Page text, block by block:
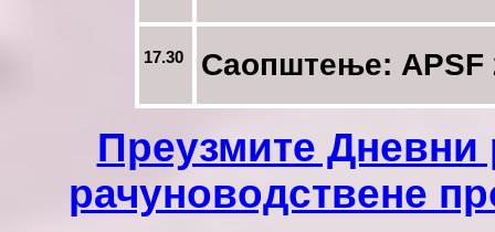
17.30 Саопштење: APSF
Преузмите
рачуноводствене